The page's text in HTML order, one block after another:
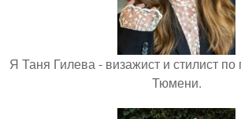
Я Таня Гилева - визажист и стилист по
Тюмени.